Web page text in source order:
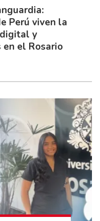
Perú viven la
y
el Rosario